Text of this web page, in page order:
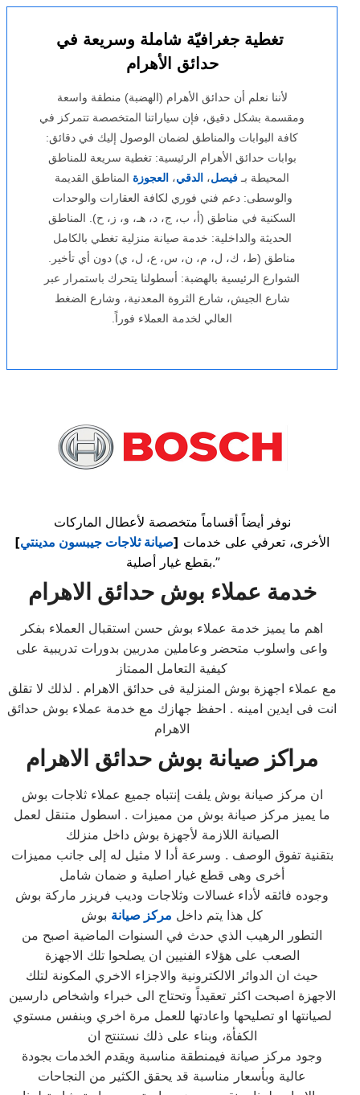
تغطية جغرافيّة شاملة وسريعة في
حدائق الأهرام
لأننا نعلم أن حدائق الأهرام (الهضبة) منطقة واسعة
ومقسمة بشكل دقيق، فإن سياراتنا المتخصصة تتمركز في
كافة البوابات والمناطق لضمان الوصول إليك في دقائق:
بوابات حدائق الأهرام الرئيسية: تغطية سريعة للمناطق
المحيطة بـ فيصل، الدقي، العجوزة المناطق القديمة
والوسطى: دعم فني فوري لكافة العقارات والوحدات
السكنية في مناطق (أ، ب، ج، د، هـ، و، ز، ح). المناطق
الحديثة والداخلية: خدمة صيانة منزلية تغطي بالكامل
مناطق (ط، ك، ل، م، ن، س، ع، ل، ي) دون أي تأخير.
الشوارع الرئيسية بالهضبة: أسطولنا يتحرك باستمرار عبر
شارع الجيش، شارع الثروة المعدنية، وشارع الضغط
العالي لخدمة العملاء فوراً.
نوفر أيضاً أقساماً متخصصة لأعطال الماركات
الأخرى، تعرفي على خدمات [صيانة ثلاجات جيبسون مدينتي]
بقطع غيار أصلية.”
خدمة عملاء بوش حدائق الاهرام
اهم ما يميز خدمة عملاء بوش حسن استقبال العملاء بفكر
واعى واسلوب متحضر وعاملين مدربين بدورات تدريبية على
كيفية التعامل الممتاز
مع عملاء اجهزة بوش المنزلية فى حدائق الاهرام . لذلك لا تقلق
انت فى ايدين امينه . احفظ جهازك مع خدمة عملاء بوش حدائق
الاهرام
مراكز صيانة بوش حدائق الاهرام
ان مركز صيانة بوش يلفت إنتباه جميع عملاء ثلاجات بوش
ما يميز مركز صيانة بوش من مميزات . اسطول متنقل لعمل
الصيانة اللازمة لأجهزة بوش داخل منزلك
بتقنية تفوق الوصف . وسرعة أدا لا مثيل له إلى جانب مميزات
أخرى وهى قطع غيار اصلية و ضمان شامل
وجوده فائقه لأداء غسالات وثلاجات وديب فريزر ماركة بوش
كل هذا يتم داخل مركز صيانة بوش
التطور الرهيب الذي حدث في السنوات الماضية اصبح من
الصعب على هؤلاء الفنيين ان يصلحوا تلك الاجهزة
حيث ان الدوائر الالكترونية والاجزاء الاخري المكونة لتلك
الاجهزة اصبحت اكثر تعقيداً وتحتاج الى خبراء واشخاص دارسين
لصيانتها او تصليحها واعادتها للعمل مرة اخري وبنفس مستوي
الكفأة، وبناء على ذلك نستنتج ان
وجود مركز صيانة فيمنطقة مناسبة ويقدم الخدمات بجودة
عالية وبأسعار مناسبة قد يحقق الكثير من النجاحات